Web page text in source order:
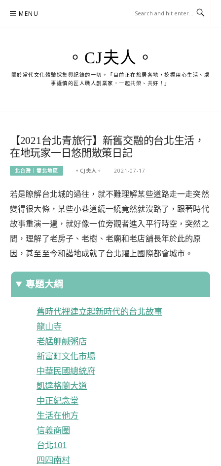
MENU
。CJ夫人。
關於當代文化體驗採集與紀錄的一切。「目前正在旅居各地，挖掘用心生活、處
事謹慎的匠人職人創業家，一起共榮、共好！」
【2021台北青旅行】新舊交融的台北生活，
在地玩家一日悠閒散策日記
北台灣｜雙北地區 。CJ夫人。 2021-07-17
若是瞭解台北城的過往，就不難理解某些道路走一走突然
變得很大條，某些小巷道繞一繞竟然就沒路了，跟著時代
故事重演一遍，就好像一位旁觀者進入平行時空，突然之
間，理解了老房子、老樹、老廟和老店舖長年於此的原
因，甚至至今和諧地成就了台北躍上國際都會城市。
專題大綱
舊時代裡建立起新時代的台北故事
龍山寺
老艋舺鹹粥店
新富町文化市場
中華民國總統府
凱達格蘭大道
中正紀念堂
生活在他方
信義商圈
台北101
四四南村